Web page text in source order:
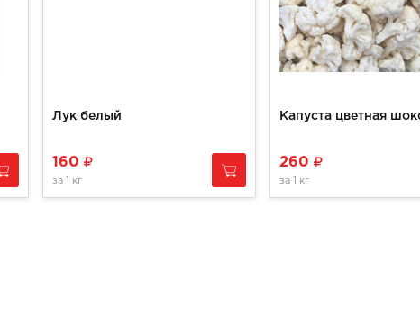
Лук белый
160
за 1 кг
260
за 1 кг